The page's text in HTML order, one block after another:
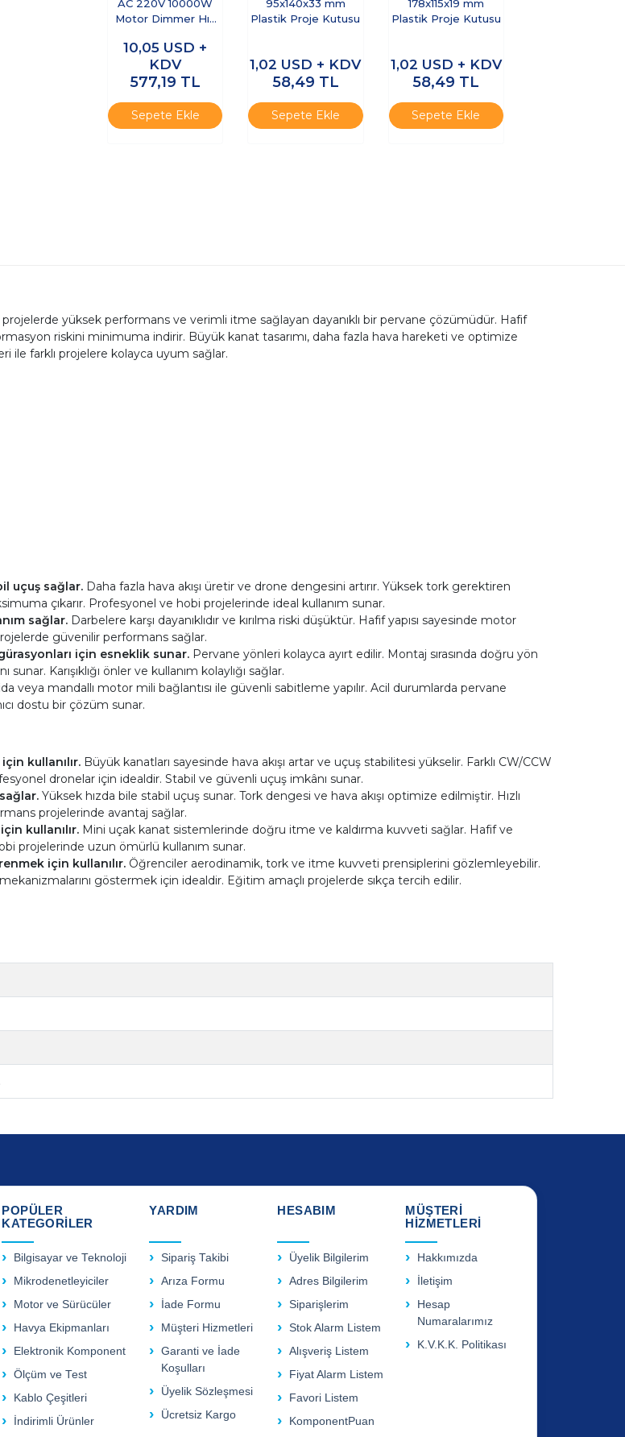
AC 220V 10000W
Motor Dimmer Hız
10,05 USD +
KDV
577,19 TL
Sepete Ekle
95x140x33 mm
Plastik Proje Kutusu
1,02 USD + KDV
58,49 TL
Sepete Ekle
178x115x19 mm
Plastik Proje Kutusu
1,02 USD + KDV
58,49 TL
Sepete Ekle
yüksek performans ve verimli itme sağlayan dayanıklı bir pervane çözümüdür. Hafif
riskini minimuma indirir. Büyük kanat tasarımı, daha fazla hava hareketi ve optimize
ile farklı projelere kolayca uyum sağlar.
uçuş sağlar.Daha fazla hava akışı üretir ve drone dengesini artırır. Yüksek tork gerektiren
çıkarır. Profesyonel ve hobi projelerinde ideal kullanım sunar.
sağlar.Darbelere karşı dayanıklıdır ve kırılma riski düşüktür. Hafif yapısı sayesinde motor
güvenilir performans sağlar.
için esneklik sunar.Pervane yönleri kolayca ayırt edilir. Montaj sırasında doğru yön
Karışıklığı önler ve kullanım kolaylığı sağlar.
veya mandallı motor mili bağlantısı ile güvenli sabitleme yapılır. Acil durumlarda pervane
dostu bir çözüm sunar.
kullanılır.Büyük kanatları sayesinde hava akışı artar ve uçuş stabilitesi yükselir. Farklı CW/CCW
dronelar için idealdir. Stabil ve güvenli uçuş imkânı sunar.
Yüksek hızda bile stabil uçuş sunar. Tork dengesi ve hava akışı optimize edilmiştir. Hızlı
projelerinde avantaj sağlar.
kullanılır.Mini uçak kanat sistemlerinde doğru itme ve kaldırma kuvveti sağlar. Hafif ve
projelerinde uzun ömürlü kullanım sunar.
için kullanılır.Öğrenciler aerodinamik, tork ve itme kuvveti prensiplerini gözlemleyebilir.
göstermek için idealdir. Eğitim amaçlı projelerde sıkça tercih edilir.
POPÜLER
KATEGORİLER
Bilgisayar ve Teknoloji
Mikrodenetleyiciler
Motor ve Sürücüler
Havya Ekipmanları
Elektronik Komponent
Ölçüm ve Test
Kablo Çeşitleri
İndirimli Ürünler
YARDIM
Sipariş Takibi
Arıza Formu
İade Formu
Müşteri Hizmetleri
Garanti ve İade
Koşulları
Üyelik Sözleşmesi
Ücretsiz Kargo
HESABIM
Üyelik Bilgilerim
Adres Bilgilerim
Siparişlerim
Stok Alarm Listem
Alışveriş Listem
Fiyat Alarm Listem
Favori Listem
KomponentPuan
MÜŞTERİ
HİZMETLERİ
Hakkımızda
İletişim
Hesap
Numaralarımız
K.V.K.K. Politikası